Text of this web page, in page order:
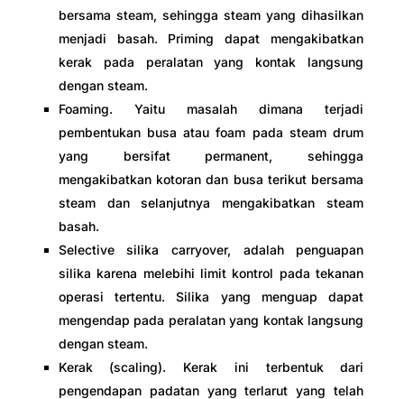
bersama steam, sehingga steam yang dihasilkan
menjadi basah. Priming dapat mengakibatkan
kerak pada peralatan yang kontak langsung
dengan steam.
Foaming. Yaitu masalah dimana terjadi
pembentukan busa atau foam pada steam drum
yang bersifat permanent, sehingga
mengakibatkan kotoran dan busa terikut bersama
steam dan selanjutnya mengakibatkan steam
basah.
Selective silika carryover, adalah penguapan
silika karena melebihi limit kontrol pada tekanan
operasi tertentu. Silika yang menguap dapat
mengendap pada peralatan yang kontak langsung
dengan steam.
Kerak (scaling). Kerak ini terbentuk dari
pengendapan padatan yang terlarut yang telah